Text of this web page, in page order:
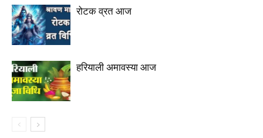
रोटक व्रत आज
हरियाली अमावस्या आज